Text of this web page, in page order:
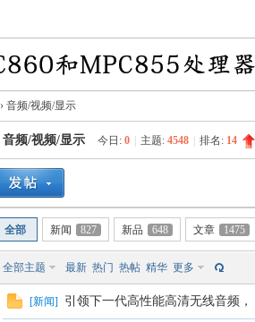
› 音频/视频/显示
音频/视频/显示 今日: 0 主题: 4548 排名: 14
全部 新闻 827 新品 648 文章 1475
全部主题 最新 热门 热帖 精华 更多
[新闻] 引领下一代高性能高清无线音频